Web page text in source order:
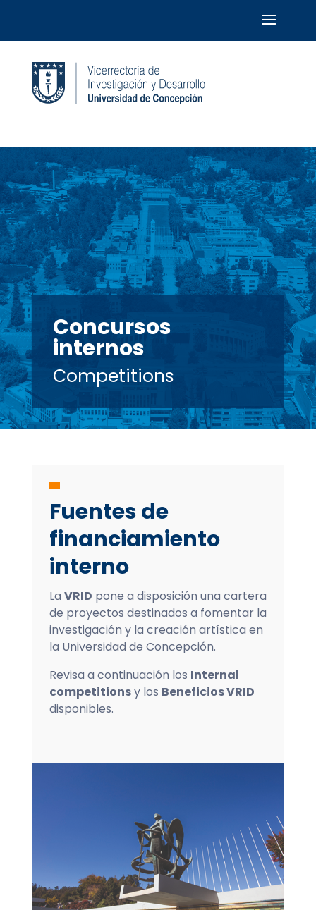
Concursos
internos
Competitions
Fuentes de
financiamiento
interno
La VRID pone a disposición una cartera
de proyectos destinados a fomentar la
investigación y la creación artística en
la Universidad de Concepción.
Revisa a continuación los Internal
competitionsy los Beneficios VRID
disponibles.